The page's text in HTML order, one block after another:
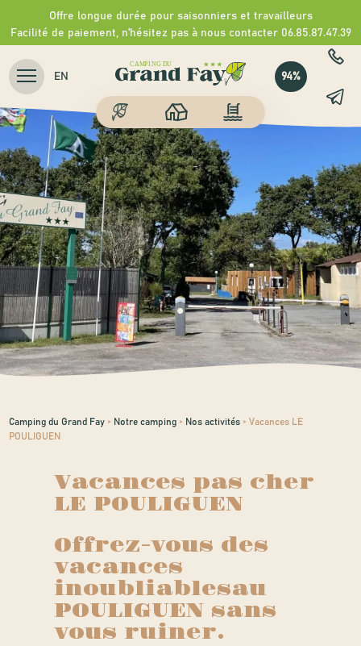
Offre longue durée pour saisonniers et travailleurs
Facilité de paiement, n'hésitez pas à nous contacter 06.85.87.47.39
EN 94%
Camping du Grand Fay > Notre camping > Nos activités >Vacances LE
POULIGUEN
Vacances pas cher
LE POULIGUEN
Offrez-vous des
vacances
inoubliablesau
POULIGUEN sans
vous ruiner.